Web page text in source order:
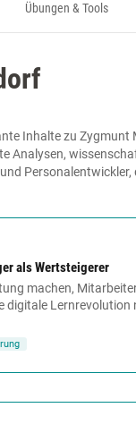
Übungen & Tools
Inhalte zu
Analysen,
als Wertsteigerer
machen,
digitale